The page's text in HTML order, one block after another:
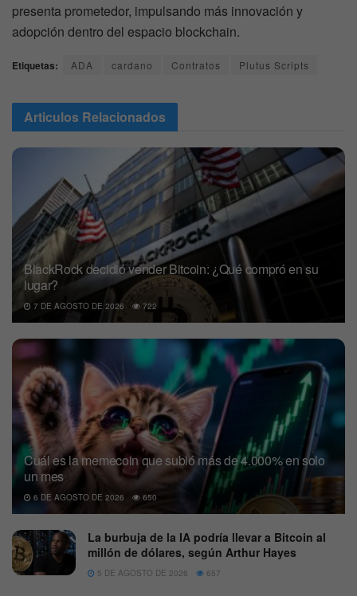
presenta prometedor, impulsando más innovación y
adopción dentro del espacio blockchain.
Etiquetas: ADA cardano Contratos Plutus Scripts
Articulos Relacionados
BlackRock decidió vender Bitcoin: ¿Qué compró en su
lugar?
7 DE AGOSTO DE 2026 722
Cuál es la memecoin que subió más de 4.000% en solo
un mes
6 DE AGOSTO DE 2026 650
La burbuja de la IA podría llevar a Bitcoin al
millón de dólares, según Arthur Hayes
5 DE AGOSTO DE 2026 657